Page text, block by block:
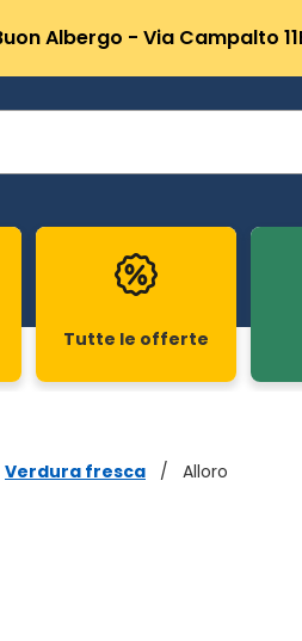
Albergo - Via Campalto
Tutte le offerte
Verdura fresca / Alloro